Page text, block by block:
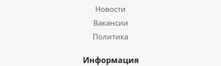
Новости
Вакансии
Политика
Информация